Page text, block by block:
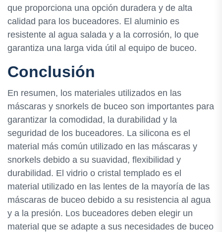
que proporciona una opción duradera y de alta
calidad para los buceadores. El aluminio es
resistente al agua salada y a la corrosión, lo que
garantiza una larga vida útil al equipo de buceo.
Conclusión
En resumen, los materiales utilizados en las
máscaras y snorkels de buceo son importantes para
garantizar la comodidad, la durabilidad y la
seguridad de los buceadores. La silicona es el
material más común utilizado en las máscaras y
snorkels debido a su suavidad, flexibilidad y
durabilidad. El vidrio o cristal templado es el
material utilizado en las lentes de la mayoría de las
máscaras de buceo debido a su resistencia al agua
y a la presión. Los buceadores deben elegir un
material que se adapte a sus necesidades de buceo